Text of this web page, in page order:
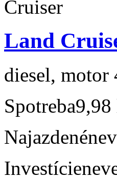
Land
diesel, motor
Spotreba9,98
Najazdené
Investície